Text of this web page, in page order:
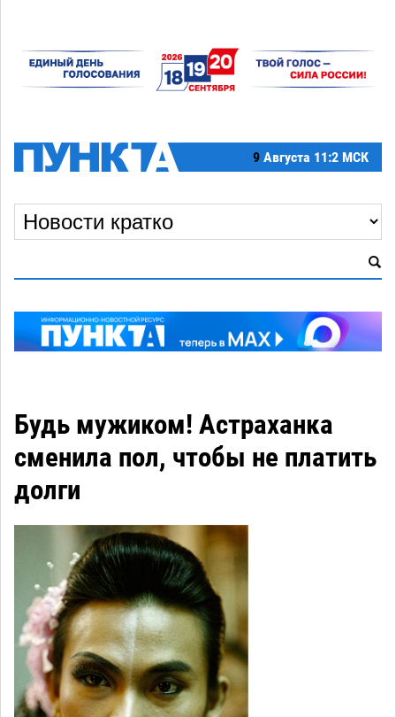
9 Августа 11:2 МСК
Будь мужиком! Астраханка
сменила пол, чтобы не платить
долги